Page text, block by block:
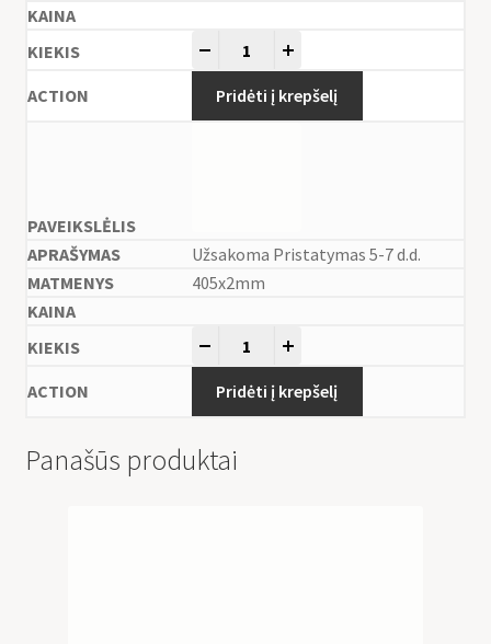
Pridėti į krepšelį
Užsakoma Pristatymas 5-7 d.d.
405x2mm
Pridėti į krepšelį
Panašūs produktai